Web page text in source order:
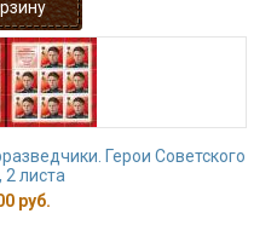
Герои Советского
листа
руб.